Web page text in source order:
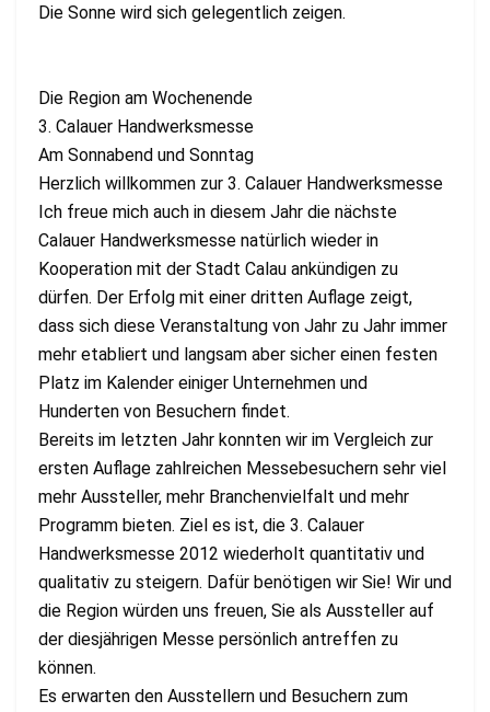
Die Sonne wird sich gelegentlich zeigen.
Die Region am Wochenende
3. Calauer Handwerksmesse
Am Sonnabend und Sonntag
Herzlich willkommen zur 3. Calauer Handwerksmesse
Ich freue mich auch in diesem Jahr die nächste
Calauer Handwerksmesse natürlich wieder in
Kooperation mit der Stadt Calau ankündigen zu
dürfen. Der Erfolg mit einer dritten Auflage zeigt,
dass sich diese Veranstaltung von Jahr zu Jahr immer
mehr etabliert und langsam aber sicher einen festen
Platz im Kalender einiger Unternehmen und
Hunderten von Besuchern findet.
Bereits im letzten Jahr konnten wir im Vergleich zur
ersten Auflage zahlreichen Messebesuchern sehr viel
mehr Aussteller, mehr Branchenvielfalt und mehr
Programm bieten. Ziel es ist, die 3. Calauer
Handwerksmesse 2012 wiederholt quantitativ und
qualitativ zu steigern. Dafür benötigen wir Sie! Wir und
die Region würden uns freuen, Sie als Aussteller auf
der diesjährigen Messe persönlich antreffen zu
können.
Es erwarten den Ausstellern und Besuchern zum